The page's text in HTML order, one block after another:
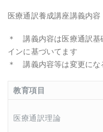
医療通訳養成講座講義内容
＊ 講義内容は医療通訳基
インに基づいてます
＊ 講義内容等は変更にな
教育項目
医療通訳理論